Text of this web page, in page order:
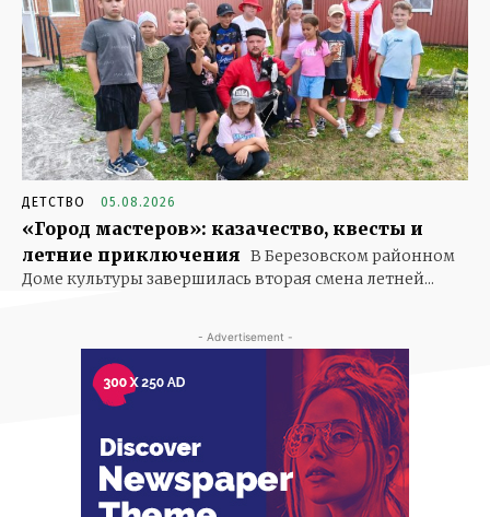
ДЕТСТВО 05.08.2026
«Город мастеров»: казачество, квесты и
летние приключения В Березовском районном
Доме культуры завершилась вторая смена летней...
- Advertisement -